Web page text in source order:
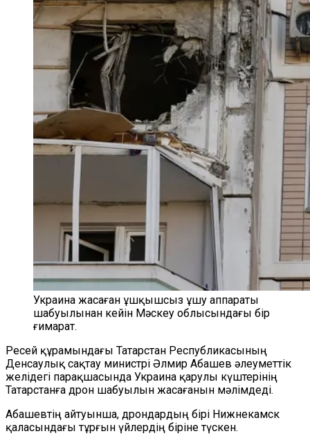
Украина жасаған ұшқышсыз ұшу аппараты
шабуылынан кейін Мәскеу облысындағы бір
ғимарат.
Ресей құрамындағы Татарстан Республикасының
Денсаулық сақтау министрі Әлмир Абашев әлеуметтік
желідегі парақшасында Украина қарулы күштерінің
Татарстанға дрон шабуылын жасағанын мәлімдеді.
Абашевтің айтуынша, дрондардың бірі Нижнекамск
қаласындағы тұрғын үйлердің біріне түскен.